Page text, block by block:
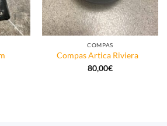
COMPAS
Compas Artica Riviera
80,00€